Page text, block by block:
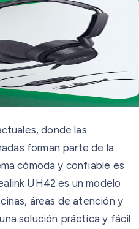
donde las
forman parte de la
cómoda y confiable es
UH42 es un modelo
áreas de atención y
solución práctica y fácil